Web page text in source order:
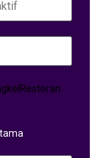
Restoran